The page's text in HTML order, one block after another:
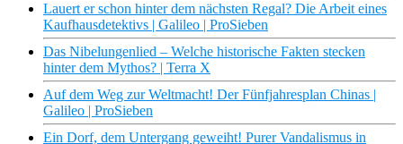
Lauert er schon hinter dem nächsten Regal? Die Arbeit eines
Kaufhausdetektivs | Galileo | ProSieben
Das Nibelungenlied – Welche historische Fakten stecken
hinter dem Mythos? | Terra X
Auf dem Weg zur Weltmacht! Der Fünfjahresplan Chinas |
Galileo | ProSieben
Ein Dorf, dem Untergang geweiht! Purer Vandalismus in